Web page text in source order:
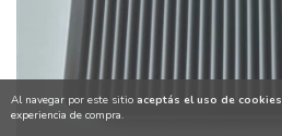
Al navegar por este sitio aceptás el uso de cookies
experiencia de compra.